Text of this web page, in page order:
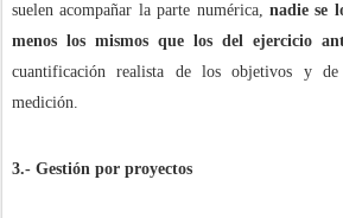
suelen acompañar la parte numérica, nadie se
menos los mismos que los del ejercicio
cuantificación realista de los objetivos y
medición.
3.- Gestión por proyectos